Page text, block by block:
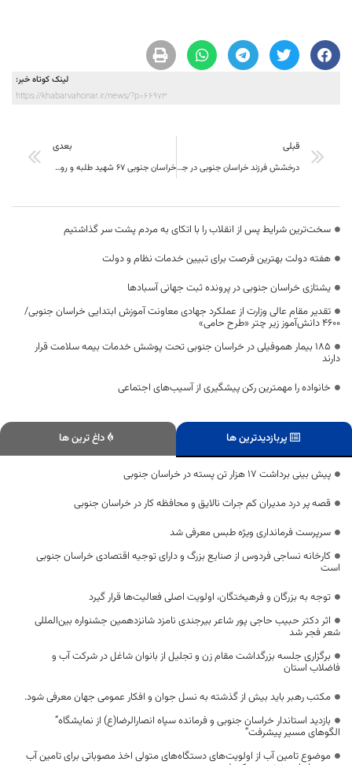
لینک کوتاه خبر:
https://khabarvahonar.ir/news/?p=66973
قبلی
درخشش فرزند خراسان جنوبی در جشنواره بین المللی اختراعات انگلستان
بعدی
خراسان جنوبی 67 شهید طلبه و روحانی دارد
سخت‌ترین شرایط پس از انقلاب را با اتکای به مردم پشت سر گذاشتیم
هفته دولت بهترین فرصت برای تبیین خدمات نظام و دولت
یشتازی خراسان جنوبی در پرونده ثبت جهانی آسبادها
تقدیر مقام عالی وزارت از عملکرد جهادی معاونت آموزش ابتدایی خراسان جنوبی/
۴۶۰۰ دانش‌آموز زیر چتر «طرح حامی»
۱۸۵ بیمار هموفیلی در خراسان جنوبی تحت پوشش خدمات بیمه سلامت قرار
دارند
خانواده را مهمترین رکن پیشگیری از آسیب‌های اجتماعی
پربازدیدترین ها داغ ترین ها
پیش بینی برداشت ۱۷ هزار تن پسته در خراسان جنوبی
قصه پر درد مدیران کم جرات نالایق و محافظه کار در خراسان جنوبی
سرپرست فرمانداری ویژه طبس معرفی شد
کارخانه نساجی فردوس از صنایع بزرگ و دارای توجیه اقتصادی خراسان جنوبی
است
توجه به بزرگان و فرهیختگان، اولویت اصلی فعالیت‌ها قرار گیرد
اثر دکتر حبیب حاجی پور شاعر بیرجندی نامزد شانزدهمین جشنواره بین‌المللی
شعر فجر شد
برگزاری جلسه بزرگداشت مقام زن و تجلیل از بانوان شاغل در شرکت آب و
فاضلاب استان
مکتب رهبر باید بیش از گذشته به نسل جوان و افکار عمومی جهان معرفی شود.
بازدید استاندار خراسان جنوبی و فرمانده سپاه انصارالرضا(ع) از نمایشگاه”
الگوهای مسیر پیشرفت”
موضوع تامین آب از اولویت‌های دستگاه‌های متولی اخذ مصوباتی برای تامین آب